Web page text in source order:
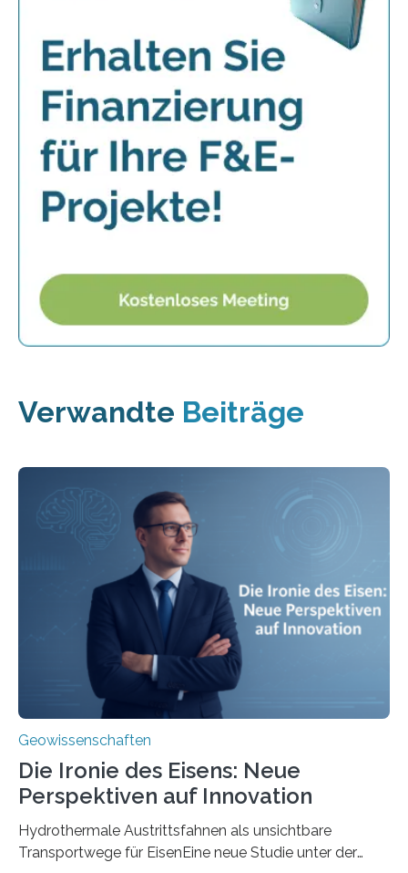
Verwandte Beiträge
Geowissenschaften
Die Ironie des Eisens: Neue
Perspektiven auf Innovation
Hydrothermale Austrittsfahnen als unsichtbare
Transportwege für EisenEine neue Studie unter der